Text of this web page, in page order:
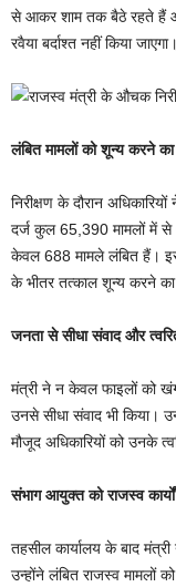
से आकर शाम तक बैठे रहते हैं
रवैया बर्दाश्त नहीं किया जाएगा।
​लंबित मामलों को शून्य करने का
निरीक्षण के दौरान
दर्ज कुल 65,390 मामलों में से
केवल 688 मामले लंबित हैं।
के भीतर तत्काल शून्य करने का
​जनता से सीधा संवाद और
​मंत्री ने न केवल फाइलों को
उनसे सीधा संवाद भी किया।
मौजूद अधिकारियों को उनके
​संभाग आयुक्त को राजस्व
तहसील कार्यालय के बाद
उन्होंने लंबित राजस्व मामलों